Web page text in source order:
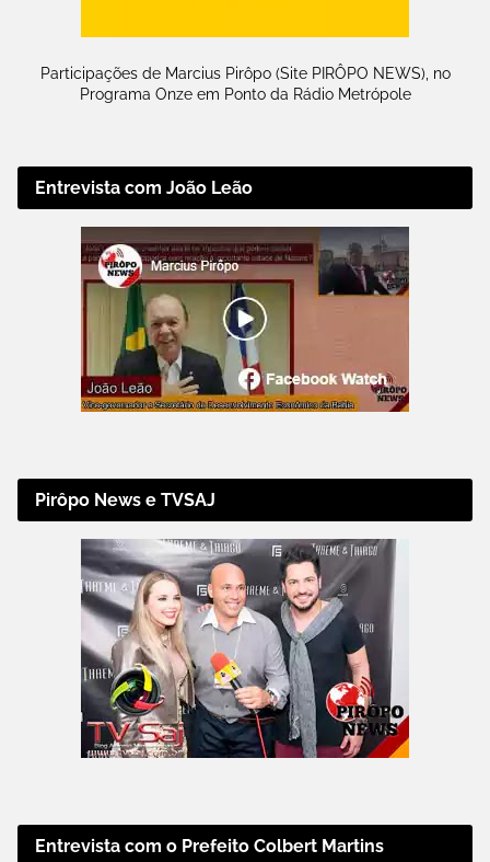
Participações de Marcius Pirôpo (Site PIRÔPO NEWS), no
Programa Onze em Ponto da Rádio Metrópole
Entrevista com João Leão
Pirôpo News e TVSAJ
Entrevista com o Prefeito Colbert Martins